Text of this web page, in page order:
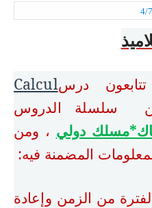
درسCalcul
سلسلة الدروس
دولي ، ومن
المضمنة فيه:
من الزمن وإعادة